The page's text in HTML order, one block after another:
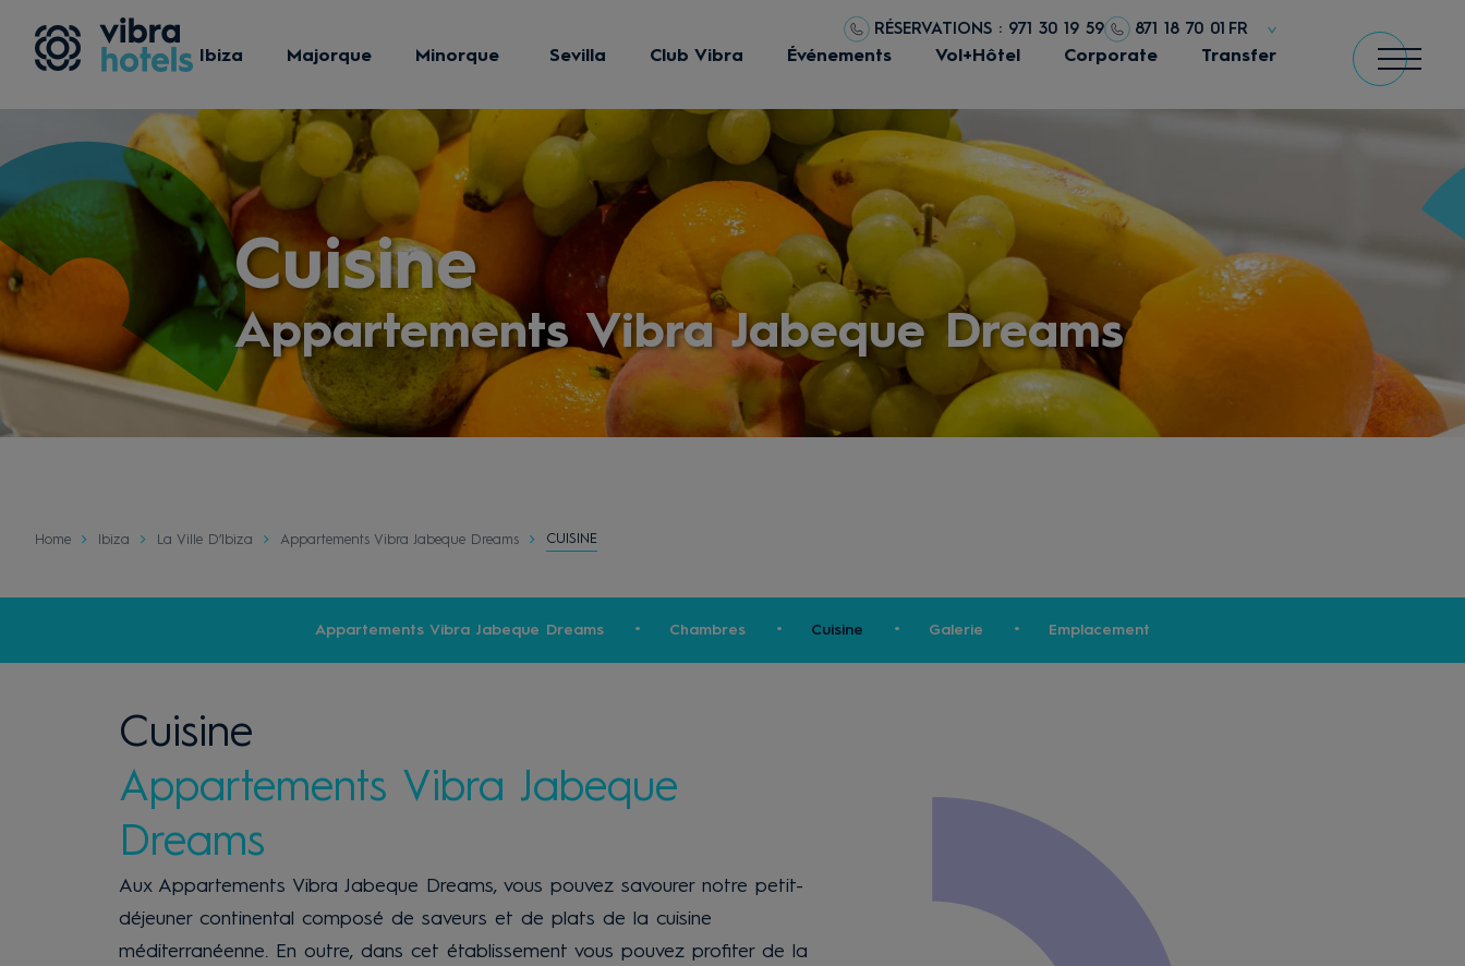
RÉSERVATIONS : 971 30 19 59 871 18 70 01 FR
Ibiza Majorque Minorque Sevilla Club Vibra Événements Vol+Hôtel Corporate Transfer
Cuisine
Appartements Vibra Jabeque Dreams
Home Ibiza La Ville D’Ibiza Appartements Vibra Jabeque Dreams CUISINE
Appartements Vibra Jabeque Dreams Chambres Cuisine Galerie Emplacement
Cuisine
Appartements Vibra Jabeque
Dreams
Aux Appartements Vibra Jabeque Dreams, vous pouvez savourer notre petit-
déjeuner continental composé de saveurs et de plats de la cuisine
méditerranéenne. En outre, dans cet établissement vous pouvez profiter de la